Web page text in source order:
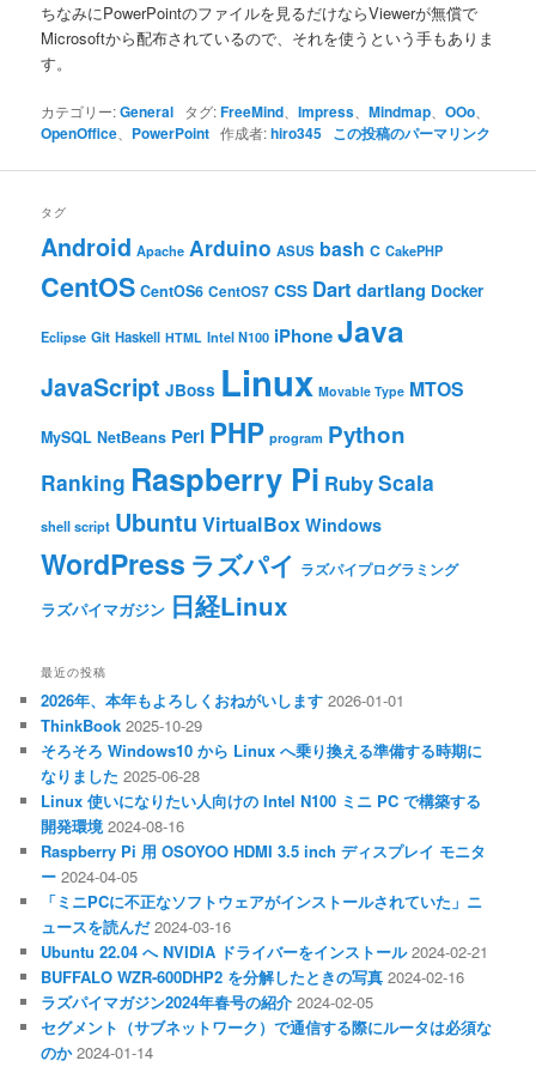
ちなみにPowerPointのファイルを見るだけならViewerが無償で
Microsoftから配布されているので、それを使うという手もありま
す。
カテゴリー:General タグ:FreeMind、Impress、Mindmap、OOo、
OpenOffice、 PowerPoint 作成者:hiro345 この投稿のパーマリンク
タグ
Android Apache Arduino ASUS bash C CakePHP
CentOS CentOS6 CentOS7 CSS Dart dartlang Docker
Eclipse Git Haskell HTML Intel N100 iPhoneJava
JavaScript JBoss Linux Movable Type MTOS
MySQL NetBeans Perl PHP program Python
Ranking Raspberry Pi RubyScala
shell script Ubuntu VirtualBox Windows
WordPress ラズパイ ラズパイプログラミング
ラズパイマガジン 日経Linux
最近の投稿
2026年、本年もよろしくおねがいします 2026-01-01
ThinkBook 2025-10-29
そろそろ Windows10 から Linux へ乗り換える準備する時期に
なりました 2025-06-28
Linux 使いになりたい人向けの Intel N100 ミニ PC で構築する
開発環境 2024-08-16
Raspberry Pi 用 OSOYOO HDMI 3.5 inch ディスプレイ モニタ
ー 2024-04-05
「ミニPCに不正なソフトウェアがインストールされていた」ニ
ュースを読んだ 2024-03-16
Ubuntu 22.04 へ NVIDIA ドライバーをインストール 2024-02-21
BUFFALO WZR-600DHP2 を分解したときの写真 2024-02-16
ラズパイマガジン2024年春号の紹介 2024-02-05
セグメント（サブネットワーク）で通信する際にルータは必須な
のか 2024-01-14